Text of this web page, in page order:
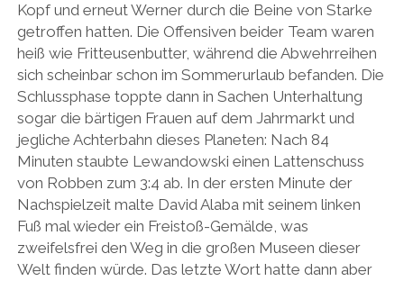
Kopf und erneut Werner durch die Beine von Starke
getroffen hatten. Die Offensiven beider Team waren
heiß wie Fritteusenbutter, während die Abwehrreihen
sich scheinbar schon im Sommerurlaub befanden. Die
Schlussphase toppte dann in Sachen Unterhaltung
sogar die bärtigen Frauen auf dem Jahrmarkt und
jegliche Achterbahn dieses Planeten: Nach 84
Minuten staubte Lewandowski einen Lattenschuss
von Robben zum 3:4 ab. In der ersten Minute der
Nachspielzeit malte David Alaba mit seinem linken
Fuß mal wieder ein Freistoß-Gemälde, was
zweifelsfrei den Weg in die großen Museen dieser
Welt finden würde. Das letzte Wort hatte dann aber